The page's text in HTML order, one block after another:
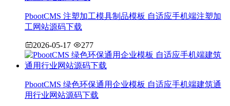
PbootCMS 注塑加工模具制品模板 自适应手机端注塑加
工网站源码下载
2026-05-17 277
PbootCMS 绿色环保通用企业模板 自适应手机端建筑通
用行业网站源码下载